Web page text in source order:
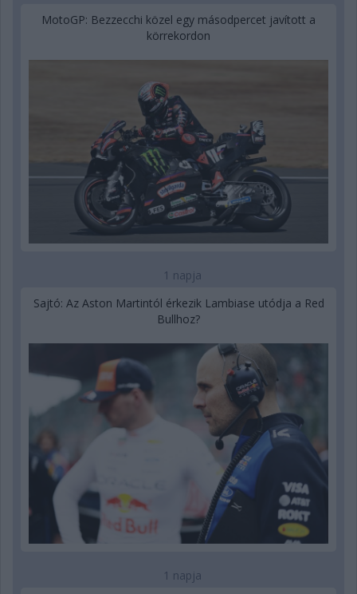
MotoGP: Bezzecchi közel egy másodpercet javított a
körrekordon
1 napja
Sajtó: Az Aston Martintól érkezik Lambiase utódja a Red
Bullhoz?
1 napja